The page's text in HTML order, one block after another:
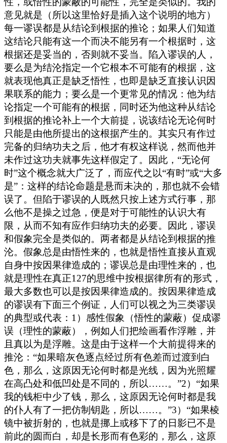
意见就是（所以这里恰好是插入这个说明的地方）
每一谬误都是从结论到根据的推论；如果人们知道
这结论只能有这一个而决不能另有一个根据时，这
根据还是妥当的，否则就不妥当。陷入谬误的人，
要么是为结沦指定一个它根本不可能有的根据，这
就表现他真正是缺乏悟性，也即是缺乏直接认识因
果联系的能力；要么是一个更常见的情况：他为结
论指定一个可能有的根据，同时还为他这种从结论
到根据的推论补上一个大前提，说该结论无论何时
只能是由他所提出的这根据产生的。其实只有作过
完备的归纳功夫之后，他才有权这样说，然而他并
未作过这功夫就事先这样假定了。因此，“无论何
时”这个概念就大广泛了，而应代之以“有时”或“大多
是”：这样的结论命题是悬而未决的，那也就不会错
误了。但陷于谬误的人既然只按上述方式行事，那
么他不是操之过急，便是对于可能性的认识大有
限，从而不知有应作归纳功夫的必要。因此，谬误
和假象完全是类似的。两者都是从结论到根据的推
沦。假象总是由悟性来的，也就是悟性直接从直观
自身中按因果律造成的；谬误总是由理性来的，也
就是理性在真正127的思维中按根据律所有的形式，
最大多数也可以是按因果律造成的。按因果律造成
的谬误有下面三个例证，人们可以视之为三类谬误
的典型或代表：1）感性假象（悟性的蒙蔽）促成谬
误（理性的蒙蔽），例如人们把绘画看作浮雕，并
且真以为是浮雕。这是由于这样一个大前提得来的
推沦：“如果暗灰色逐点经过所有色差而过渡到白
色，那么，这原因无论何时都是光线，因为光照耀
在高凸处和低凹处是不同的，所以……。”2）“如果
我的钱柜中少了钱，那么，这原因无论何时都是我
的仆人有了一把仿制钥匙，所以……。”3）“如果棱
镜中被折射的，也就是挪上或移下了的日影已不是
前此的圆而白，却是长形而有色彩的，那么，这原